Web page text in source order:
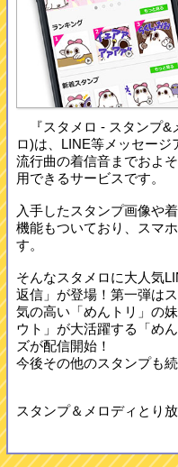
『スタメロ - スタンプ&
ロ)は、LINE等メッセージ
流行曲の着信音までおよ
用できるサービスです。
入手したスタンプ画像や
機能もついており、スマ
す。
そんなスタメロに大人気
返信」が登場！第一弾は
気の高い「めんトリ」の
ウト」が大活躍する「め
ズが配信開始！
今後その他のスタンプも
スタンプ＆メロディとり